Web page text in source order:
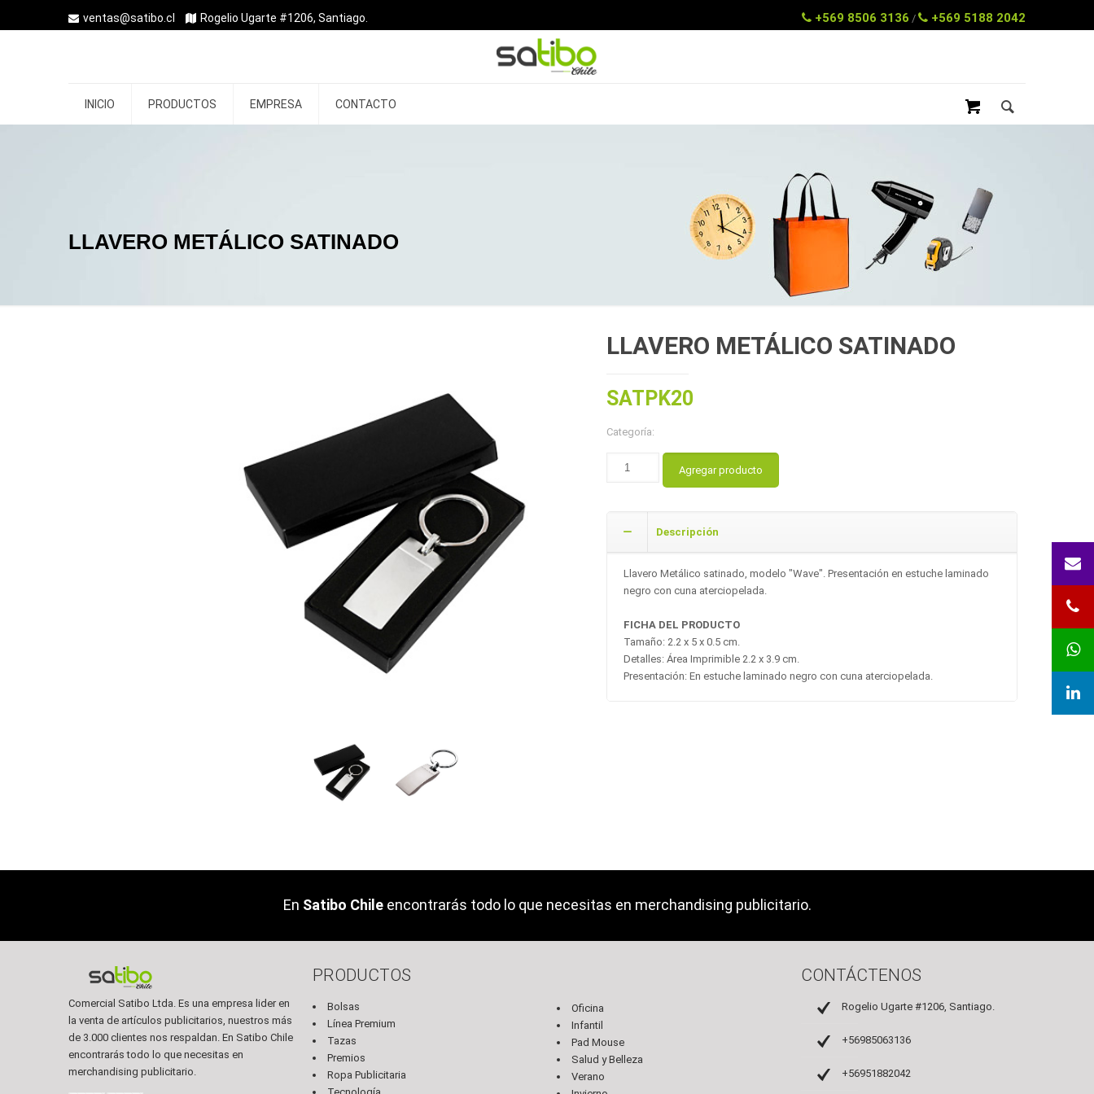
ventas@satibo.cl Rogelio Ugarte #1206, Santiago. +569 8506 3136 / +569 5188 2042
INICIO PRODUCTOS EMPRESA CONTACTO
LLAVERO METÁLICO SATINADO
LLAVERO METÁLICO SATINADO
SATPK20
Categoría:
Agregar producto
Descripción
Llavero Metálico satinado, modelo "Wave". Presentación en estuche laminado
negro con cuna aterciopelada.
FICHA DEL PRODUCTO
Tamaño: 2.2 x 5 x 0.5 cm.
Detalles: Área Imprimible 2.2 x 3.9 cm.
Presentación: En estuche laminado negro con cuna aterciopelada.
En Satibo Chileencontrarás todo lo que necesitas en merchandising publicitario.
Comercial Satibo Ltda. Es una empresa lider en
la venta de artículos publicitarios, nuestros más
de 3.000 clientes nos respaldan. En Satibo Chile
encontrarás todo lo que necesitas en
merchandising publicitario.
PRODUCTOS
Bolsas
Línea Premium
Tazas
Premios
Ropa Publicitaria
Oficina
Infantil
Pad Mouse
Salud y Belleza
Verano
CONTÁCTENOS
Rogelio Ugarte #1206, Santiago.
+56985063136
+56951882042